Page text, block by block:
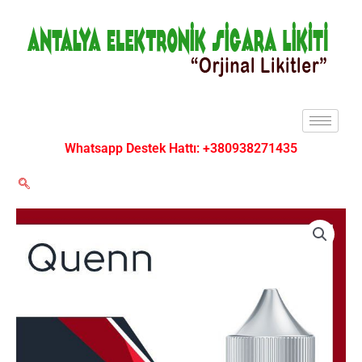
Whatsapp Destek Hattı: +380938271435